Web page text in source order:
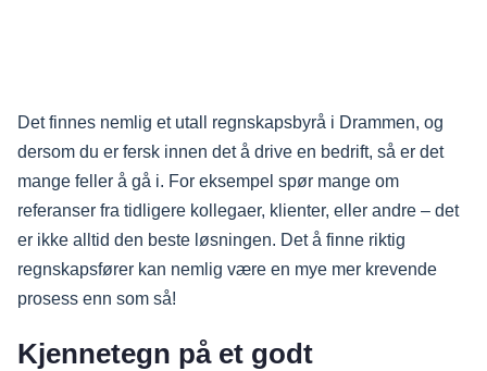
Det finnes nemlig et utall regnskapsbyrå i Drammen, og
dersom du er fersk innen det å drive en bedrift, så er det
mange feller å gå i. For eksempel spør mange om
referanser fra tidligere kollegaer, klienter, eller andre – det
er ikke alltid den beste løsningen. Det å finne riktig
regnskapsfører kan nemlig være en mye mer krevende
prosess enn som så!
Kjennetegn på et godt